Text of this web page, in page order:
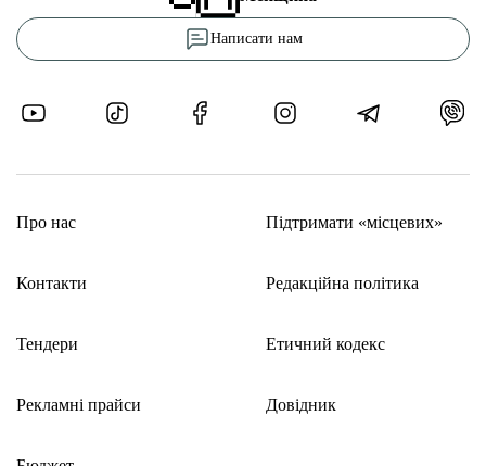
Написати нам
Про нас
Контакти
Тендери
Рекламні прайси
Підтримати «місцевих»
Редакційна політика
Етичний кодекс
Довідник